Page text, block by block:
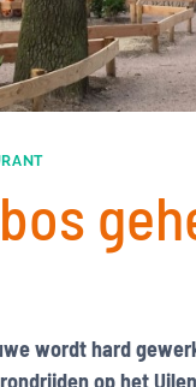
wordt hard
op het